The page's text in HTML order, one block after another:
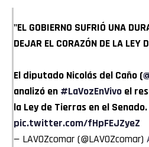
"EL GOBIERNO SUFRIÓ UNA
DEJAR EL CORAZÓN DE LA LEY
El diputado Nicolás del Caño (
analizó en #LaVozEnVivo el
la Ley de Tierras en el Senado.
pic.twitter.com/fHpFEJZyeZ
— LAVOZcomar (@LAVOZcomar)